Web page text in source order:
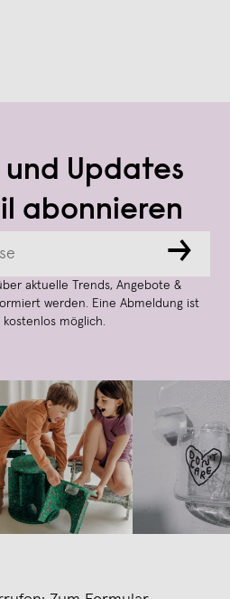
Updates
abonnieren
→
aktuelle Trends, Angebote &
werden. Eine Abmeldung ist
möglich.